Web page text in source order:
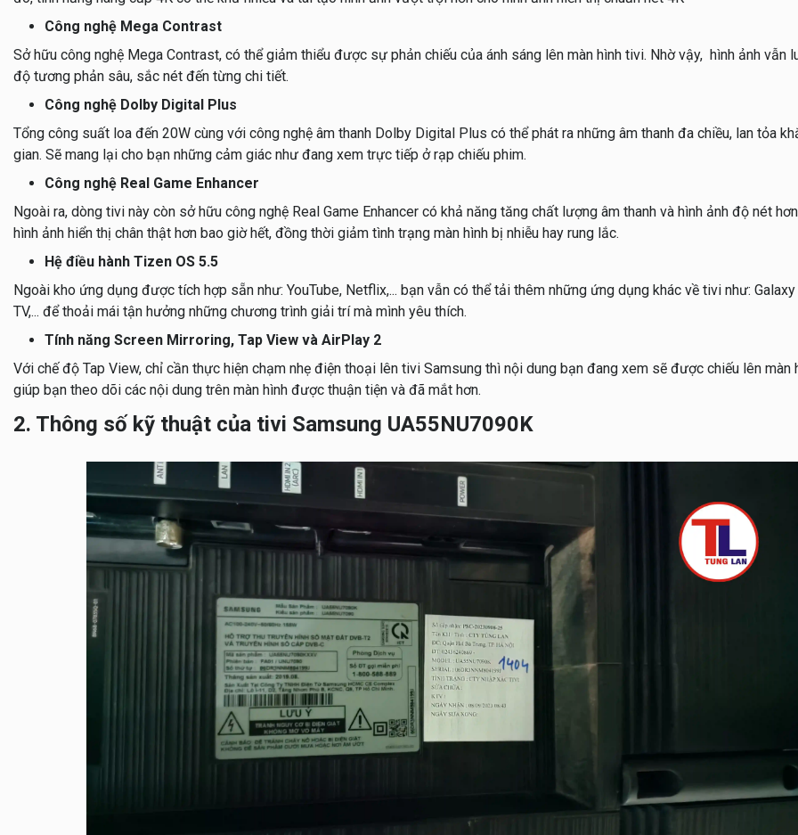
Công nghệ Mega Contrast
Sở hữu công nghệ Mega Contrast, có thể giảm thiểu được sự phản chiếu của ánh sáng lên màn hình tivi. Nhờ vậy, hình ảnh vẫn
độ tương phản sâu, sắc nét đến từng chi tiết.
Công nghệ Dolby Digital Plus
Tổng công suất loa đến 20W cùng với công nghệ âm thanh Dolby Digital Plus có thể phát ra những âm thanh đa chiều, lan tỏa
gian. Sẽ mang lại cho bạn những cảm giác như đang xem trực tiếp ở rạp chiếu phim.
Công nghệ Real Game Enhancer
Ngoài ra, dòng tivi này còn sở hữu công nghệ Real Game Enhancer có khả năng tăng chất lượng âm thanh và hình ảnh độ nét
hình ảnh hiển thị chân thật hơn bao giờ hết, đồng thời giảm tình trạng màn hình bị nhiễu hay rung lắc.
Hệ điều hành Tizen OS 5.5
Ngoài kho ứng dụng được tích hợp sẵn như: YouTube, Netflix,... bạn vẫn có thể tải thêm những ứng dụng khác về tivi như:
TV,... để thoải mái tận hưởng những chương trình giải trí mà mình yêu thích.
Tính năng Screen Mirroring, Tap View và AirPlay 2
Với chế độ Tap View, chỉ cần thực hiện chạm nhẹ điện thoại lên tivi Samsung thì nội dung bạn đang xem sẽ được chiếu lên màn
giúp bạn theo dõi các nội dung trên màn hình được thuận tiện và đã mắt hơn.
2. Thông số kỹ thuật của tivi Samsung UA55NU7090K